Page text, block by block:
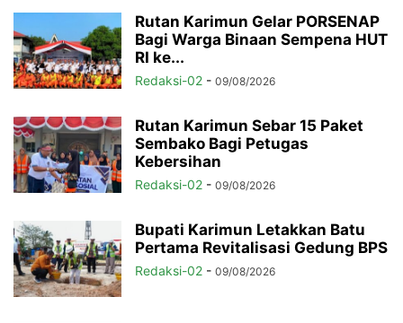
Rutan Karimun Gelar PORSENAP
Bagi Warga Binaan Sempena HUT
RI ke...
Redaksi-02 - 09/08/2026
Rutan Karimun Sebar 15 Paket
Sembako Bagi Petugas
Kebersihan
Redaksi-02 - 09/08/2026
Bupati Karimun Letakkan Batu
Pertama Revitalisasi Gedung BPS
Redaksi-02 - 09/08/2026